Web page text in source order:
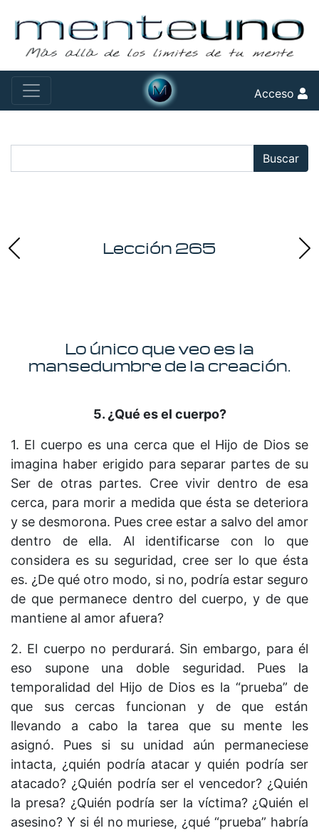
Acceso
Buscar
Lección 265
Lo único que veo es la
mansedumbre de la creación.
5. ¿Qué es el cuerpo?
1. El cuerpo es una cerca que el Hijo de Dios se
imagina haber erigido para separar partes de su
Ser de otras partes. Cree vivir dentro de esa
cerca, para morir a medida que ésta se deteriora
y se desmorona. Pues cree estar a salvo del amor
dentro de ella. Al identificarse con lo que
considera es su seguridad, cree ser lo que ésta
es. ¿De qué otro modo, si no, podría estar seguro
de que permanece dentro del cuerpo, y de que
mantiene al amor afuera?
2. El cuerpo no perdurará. Sin embargo, para él
eso supone una doble seguridad. Pues la
temporalidad del Hijo de Dios es la “prueba” de
que sus cercas funcionan y de que están
llevando a cabo la tarea que su mente les
asignó. Pues si su unidad aún permaneciese
intacta, ¿quién podría atacar y quién podría ser
atacado? ¿Quién podría ser el vencedor? ¿Quién
la presa? ¿Quién podría ser la víctima? ¿Quién el
asesino? Y si él no muriese, ¿qué “prueba” habría